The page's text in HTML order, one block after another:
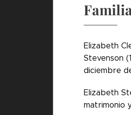
Elizabeth
Stevenson
diciembre
Elizabeth
matrimonio